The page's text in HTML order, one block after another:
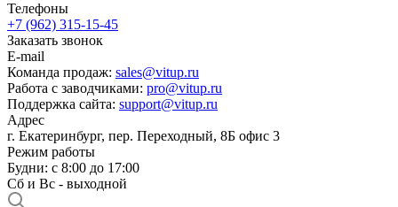
Телефоны
+7 (962) 315-15-45
Заказать звонок
E-mail
Команда продаж: sales@vitup.ru
Работа с заводчиками: pro@vitup.ru
Поддержка сайта: support@vitup.ru
Адрес
г. Екатеринбург, пер. Переходный, 8Б офис 3
Режим работы
Будни: с 8:00 до 17:00
Сб и Вс - выходной